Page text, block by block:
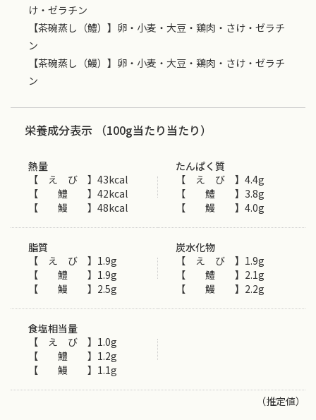
け・ゼラチン
【茶碗蒸し（鱧）】卵・小麦・大豆・鶏肉・さけ・ゼラチ
ン
【茶碗蒸し（鰻）】卵・小麦・大豆・鶏肉・さけ・ゼラチ
ン
栄養成分表示 （100g当たり当たり）
熱量
【 え び 】43kcal
【 鱧 】42kcal
【 鰻 】48kcal
たんぱく質
【 え び 】4.4g
【 鱧 】3.8g
【 鰻 】4.0g
脂質
【 え び 】1.9g
【 鱧 】1.9g
【 鰻 】2.5g
炭水化物
【 え び 】1.9g
【 鱧 】2.1g
【 鰻 】2.2g
食塩相当量
【 え び 】1.0g
【 鱧 】1.2g
【 鰻 】1.1g
（推定値）